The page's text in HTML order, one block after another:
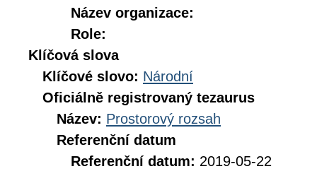
Název organizace:
Role:
Klíčová slova
Klíčové slovo: Národní
Oficiálně registrovaný tezaurus
Název: Prostorový rozsah
Referenční datum
Referenční datum: 2019-05-22